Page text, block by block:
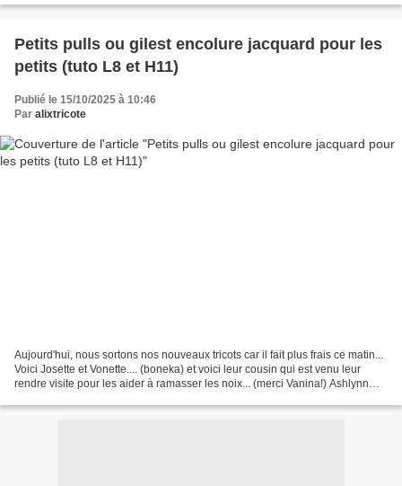
Petits pulls ou gilest encolure jacquard pour les
petits (tuto L8 et H11)
Publié le 15/10/2025 à 10:46
Par alixtricote
Aujourd'hui, nous sortons nos nouveaux tricots car il fait plus frais ce matin...
Voici Josette et Vonette.... (boneka) et voici leur cousin qui est venu leur
rendre visite pour les aider à ramasser les noix... (merci Vanina!) Ashlynn